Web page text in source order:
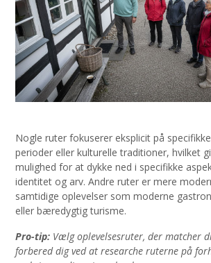
Nogle ruter fokuserer eksplicit på
perioder eller kulturelle traditioner, hvilket
mulighed for at dykke ned i specifikke
identitet og arv. Andre ruter er mere
samtidige oplevelser som moderne
eller bæredygtig turisme.
Pro-tip: Vælg oplevelsesruter, der matcher
forbered dig ved at researche ruterne på